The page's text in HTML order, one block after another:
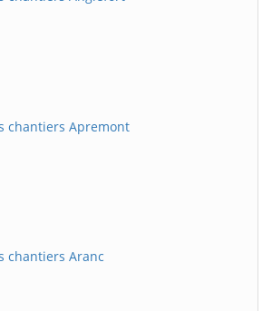
chantiers Apremont
chantiers Aranc